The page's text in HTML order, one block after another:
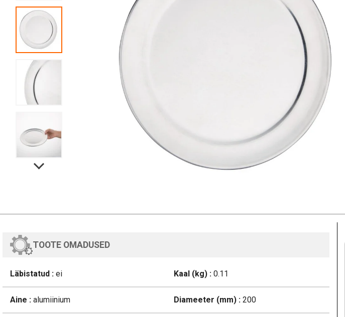
TOOTE OMADUSED
Läbistatud : ei Kaal (kg) :0.11
Aine : alumiinium Diameeter (mm) :200